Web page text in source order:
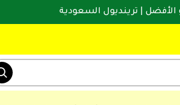
الأفضل | ترينديول السعودية